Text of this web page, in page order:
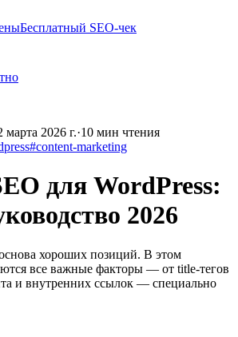
Бесплатный SEO-чек
марта 2026 г.·10 мин чтения
#content-marketing
для WordPress:
2026
хороших позиций. В этом
все важные факторы — от title-тегов
и внутренних ссылок — специально